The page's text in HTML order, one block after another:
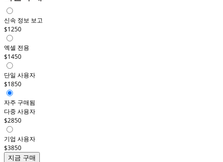
신속 정보 보고
$1250
엑셀 전용
$1450
단일 사용자
$1850
자주 구매됨
다중 사용자
$2850
기업 사용자
$3850
지금 구매